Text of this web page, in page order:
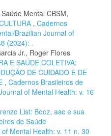
Mental CBSM,
, Cadernos
Brazilian Journal of
(2024): .
Jr., Roger Flores
E SAÚDE COLETIVA:
DE CUIDADO E DE
, Cadernos Brasileiros de
of Mental Health: v. 16
List: Booz, aac e sua
de Saúde
Mental Health: v. 11 n. 30